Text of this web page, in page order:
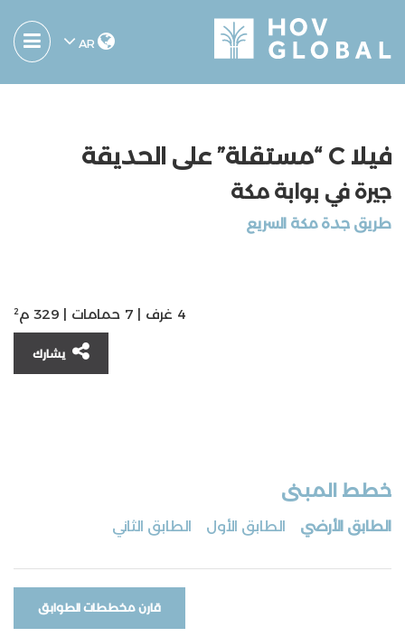
AR
فيلا C “مستقلة” على الحديقة
جيرة في بوابة مكة
ﻃﺮﻳﻖ ﺟﺪة ﻣﻜﺔ اﻟﺴﺮﻳﻊ
4 غرف | 7 حمامات | 329 م²
يشارك
خطط المبنى
الطابق الأرضي الطابق الأول الطابق الثاني
قارن مخططات الطوابق